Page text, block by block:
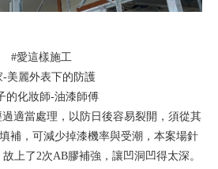
#愛這樣施工
-美麗外表下的防護
的化妝師-油漆師傅
適當處理，以防日後容易裂開，須從其
補，可減少掉漆機率與受潮，本案場針
上了2次AB膠補強，讓凹洞凹得太深。